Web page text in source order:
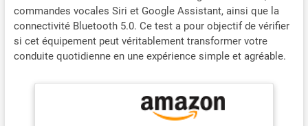
commandes vocales Siri et Google Assistant, ainsi que la
connectivité Bluetooth 5.0. Ce test a pour objectif de vérifier
si cet équipement peut véritablement transformer votre
conduite quotidienne en une expérience simple et agréable.